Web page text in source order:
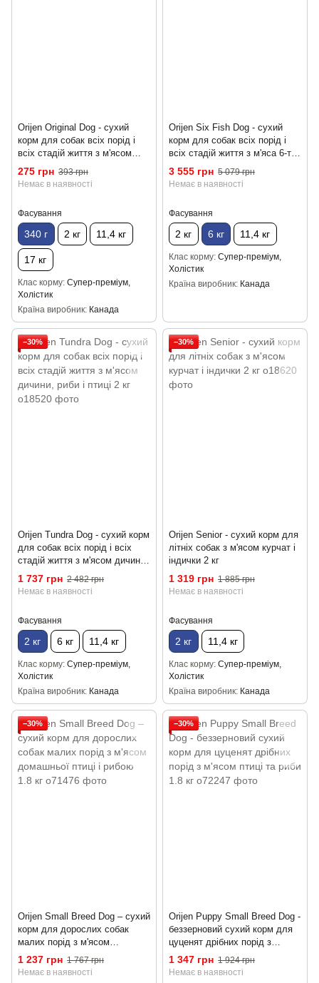
Orijen Original Dog - сухий
корм для собак всіх порід і
всіх стадій життя з м'ясом
курчат і індички 340 г
275 грн 393 грн
Немає в наявності
Фасування
340 г 2 кг 11,4 кг
17 кг
Клас корму Супер-преміум,
Холістик
Країна виробник Канада
Orijen Six Fish Dog - сухий
корм для собак всіх порід і
всіх стадій життя з м'яса 6-ти
видів риби 6 кг
3 555 грн 5 079 грн
Немає в наявності
Фасування
2 кг 6 кг 11,4 кг
Клас корму Супер-преміум,
Холістик
Країна виробник Канада
−30%
Orijen Tundra Dog - сухий корм
для собак всіх порід і всіх
стадій життя з м'ясом дичини,
риби і птиці 2 кг
1 737 грн 2 482 грн
Немає в наявності
Фасування
2 кг 6 кг 11,4 кг
Клас корму Супер-преміум,
Холістик
Країна виробник Канада
−30%
Orijen Senior - сухий корм для
літніх собак з м'ясом курчат і
індички 2 кг
1 319 грн 1 885 грн
Немає в наявності
Фасування
2 кг 11,4 кг
Клас корму Супер-преміум,
Холістик
Країна виробник Канада
−30%
Orijen Small Breed Dog – сухий
корм для дорослих собак
малих порід з м'ясом
домашньої птиці і рибою 1.8 кг
1 237 грн 1 767 грн
Немає в наявності
−30%
Orijen Puppy Small Breed Dog -
беззерновий сухий корм для
цуценят дрібних порід з
м'ясом птиці та риби 1.8 кг
1 347 грн 1 924 грн
Немає в наявності